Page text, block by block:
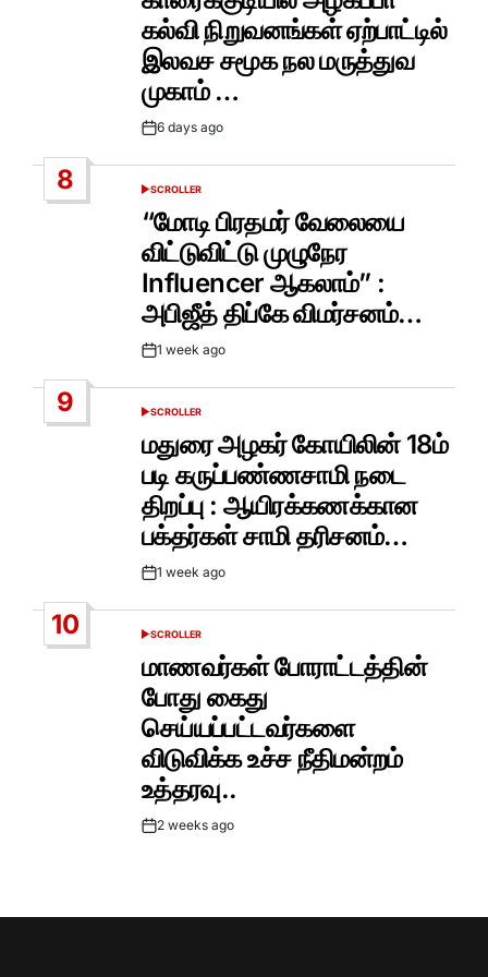
கல்வி நிறுவனங்கள் ஏற்பாட்டில்
இலவச சமூக நல மருத்துவ
முகாம் …
Post6 days ago
8
POSTED
IN
SCROLLER
“மோடி பிரதமர் வேலையை
விட்டுவிட்டு முழுநேர
Influencer ஆகலாம்” :
அபிஜீத் திப்கே விமர்சனம்…
Post1 week ago
9
POSTED
SCROLLER
மதுரை அழகர் கோயிலின் 18ம்
படி கருப்பண்ணசாமி நடை
திறப்பு : ஆயிரக்கணக்கான
பக்தர்கள் சாமி தரிசனம்…
Post1 week ago
10
POSTED
SCROLLER
மாணவர்கள் போராட்டத்தின்
போது கைது
செய்யப்பட்டவர்களை
விடுவிக்க உச்ச நீதிமன்றம்
உத்தரவு..
Post2 weeks ago